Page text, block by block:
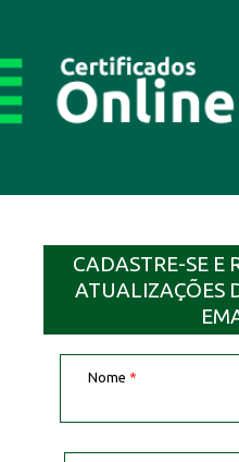
CADASTRE-SE E
ATUALIZAÇÕES
Nome *